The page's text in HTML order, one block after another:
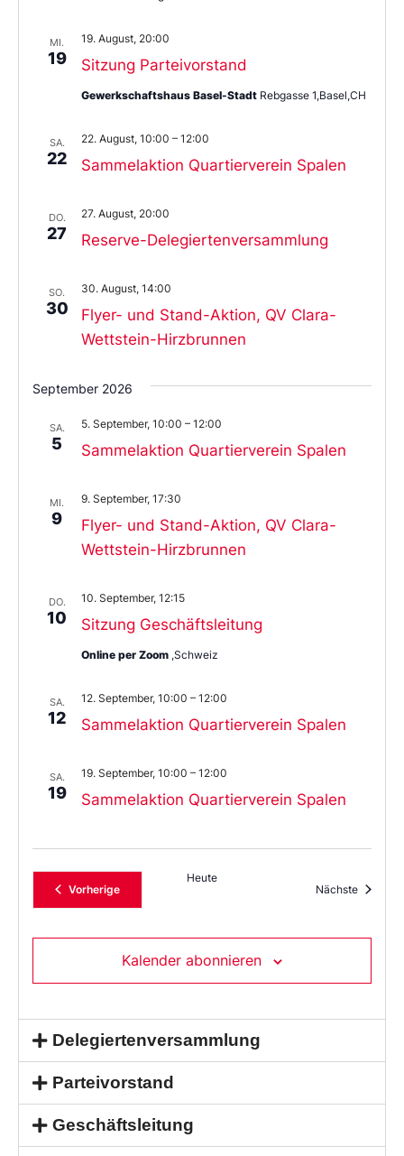
MI.
19 Sitzung Parteivorstand
19. August, 20:00
Gewerkschaftshaus Basel-Stadt Rebgasse 1,Basel,CH
SA.
22 Sammelaktion Quartierverein Spalen
22. August, 10:00 – 12:00
DO.
27 Reserve-Delegiertenversammlung
27. August, 20:00
SO.
30
Flyer- und Stand-Aktion, QV Clara-
Wettstein-Hirzbrunnen
30. August, 14:00
September 2026
SA.
5 Sammelaktion Quartierverein Spalen
5. September, 10:00 – 12:00
MI.
9
Flyer- und Stand-Aktion, QV Clara-
Wettstein-Hirzbrunnen
9. September, 17:30
DO.
10 Sitzung Geschäftsleitung
10. September, 12:15
Online per Zoom ,Schweiz
SA.
12 Sammelaktion Quartierverein Spalen
12. September, 10:00 – 12:00
SA.
19 Sammelaktion Quartierverein Spalen
19. September, 10:00 – 12:00
VorherigeVeranstaltungen
Heute
Nächste
Kalender abonnieren
Delegiertenversammlung
Parteivorstand
Geschäftsleitung